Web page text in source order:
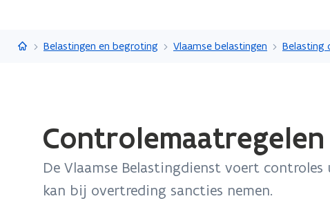
Vlaanderen.be
Belastingen en begroting Vlaamse belastingen
laden.
bevindt
Controlemaatregelen
De Vlaamse Belastingdienst voert
kan bij overtreding sancties nemen.